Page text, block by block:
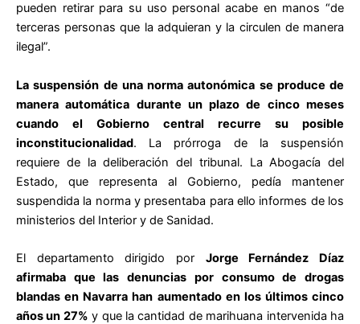
pueden retirar para su uso personal acabe en manos “de
terceras personas que la adquieran y la circulen de manera
ilegal”.
La suspensión de una norma autonómica se produce de
manera automática durante un plazo de cinco meses
cuando el Gobierno central recurre su posible
inconstitucionalidad. La prórroga de la suspensión
requiere de la deliberación del tribunal. La Abogacía del
Estado, que representa al Gobierno, pedía mantener
suspendida la norma y presentaba para ello informes de los
ministerios del Interior y de Sanidad.
El departamento dirigido por Jorge Fernández Díaz
afirmaba que las denuncias por consumo de drogas
blandas en Navarra han aumentado en los últimos cinco
años un 27% y que la cantidad de marihuana intervenida ha